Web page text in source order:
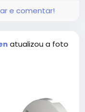
e comentar!
atualizou a foto